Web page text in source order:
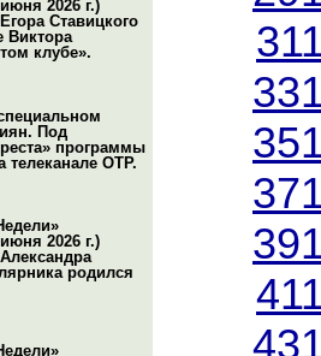
2026 г.)
Ставицкого
Виктора
клубе».
Под
программы
телеканале ОТР.
2026 г.)
родился